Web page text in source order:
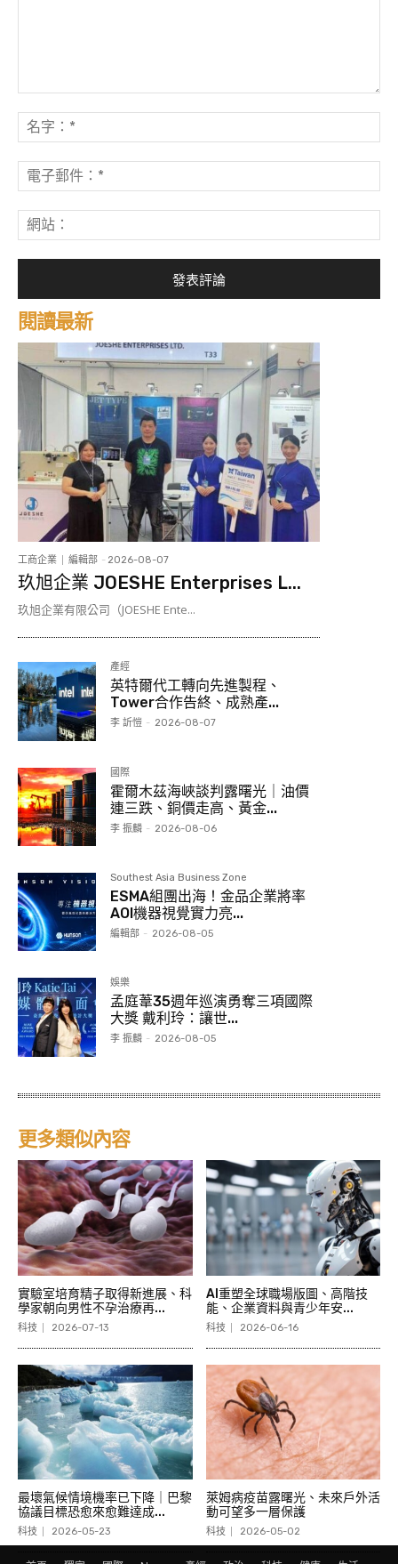
表
評
論：
字
*
子
郵
*站
閱讀最新
工商企業 編輯部 - 2026-08-07
玖旭企業 JOESHE Enterprises L...
玖旭企業有限公司（JOESHE Ente...
產經
英特爾代工轉向先進製程、
Tower合作告終、成熟產...
李 訢愷 - 2026-08-07
國際
霍爾木茲海峽談判露曙光｜油價
連三跌、銅價走高、黃金...
李 振麟 - 2026-08-06
Southest Asia Business Zone
ESMA組團出海！金品企業將率
AOI機器視覺實力亮...
編輯部 - 2026-08-05
娛樂
孟庭葦35週年巡演勇奪三項國際
大獎 戴利玲：讓世...
李 振麟 - 2026-08-05
更多類似內容
實驗室培育精子取得新進展、科
學家朝向男性不孕治療再...
科技 2026-07-13
AI重塑全球職場版圖、高階技
能、企業資料與青少年安...
科技 2026-06-16
最壞氣候情境機率已下降｜巴黎
協議目標恐愈來愈難達成...
科技 2026-05-23
萊姆病疫苗露曙光、未來戶外活
動可望多一層保護
科技 2026-05-02